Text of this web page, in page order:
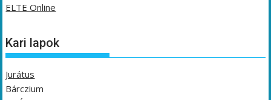
ELTE Online
Kari lapok
Jurátus
Bárczium